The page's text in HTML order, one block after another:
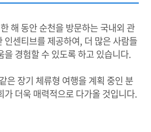
해 동안 순천을 방문하는 국내외 관
인센티브를 제공하여, 더 많은 사람들
을 경험할 수 있도록 하고 있습니다.
은 장기 체류형 여행을 계획 중인 분
가 더욱 매력적으로 다가올 것입니다.